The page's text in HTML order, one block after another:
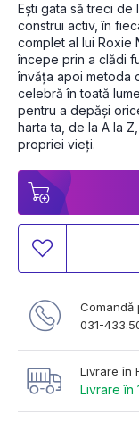
Ești gata să treci de
construi activ, în
complet al lui Roxie
începe prin a clădi
învăța apoi metoda
celebră în toată
pentru a depăși
harta ta, de la A la
propriei vieți.
Comandă
031-
Livrare în
Livrare în